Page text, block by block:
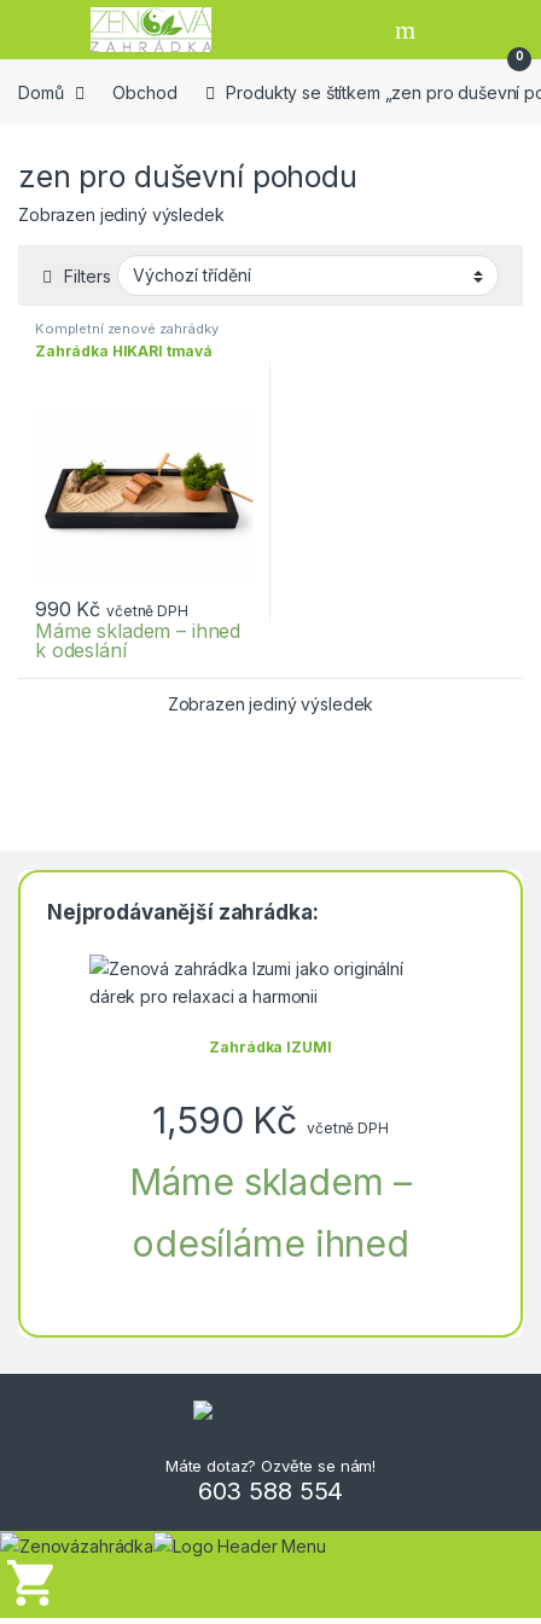
Skip to navigation
Skip to content
0
Domů Obchod Produkty se štítkem „zen pro duševní
zen pro duševní pohodu
Zobrazen jediný výsledek
Filters
Kompletní zenové zahrádky
Zahrádka HIKARI tmavá
990 Kč včetně DPH
Máme skladem – ihned
k odeslání
Zobrazen jediný výsledek
Nejprodávanější zahrádka:
Zahrádka IZUMI
1,590 Kč včetně DPH
Máme skladem –
odesíláme ihned
Máte dotaz? Ozvěte se nám!
603 588 554